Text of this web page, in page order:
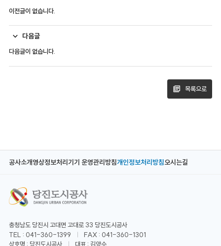
이전글이 없습니다.
다음글
다음글이 없습니다.
목록으로
공사소개영상정보처리기기 운영관리방침개인정보처리방침오시는길
충청남도 당진시 고대면 고대로 33 당진도시공사
TEL : 041-360-1399
FAX : 041-360-1301
상호명 : 당진도시공사
대표 : 김양수